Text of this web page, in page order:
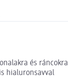
és ráncokra
hialuronsavval